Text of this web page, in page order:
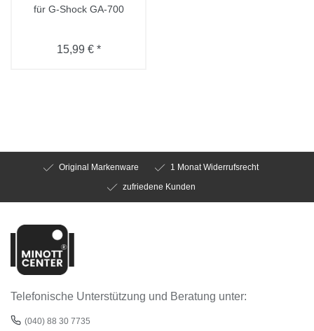
für G-Shock GA-700
15,99 € *
Original Markenware
1 Monat Widerrufsrecht
zufriedene Kunden
Telefonische Unterstützung und Beratung unter:
(040) 88 30 7735